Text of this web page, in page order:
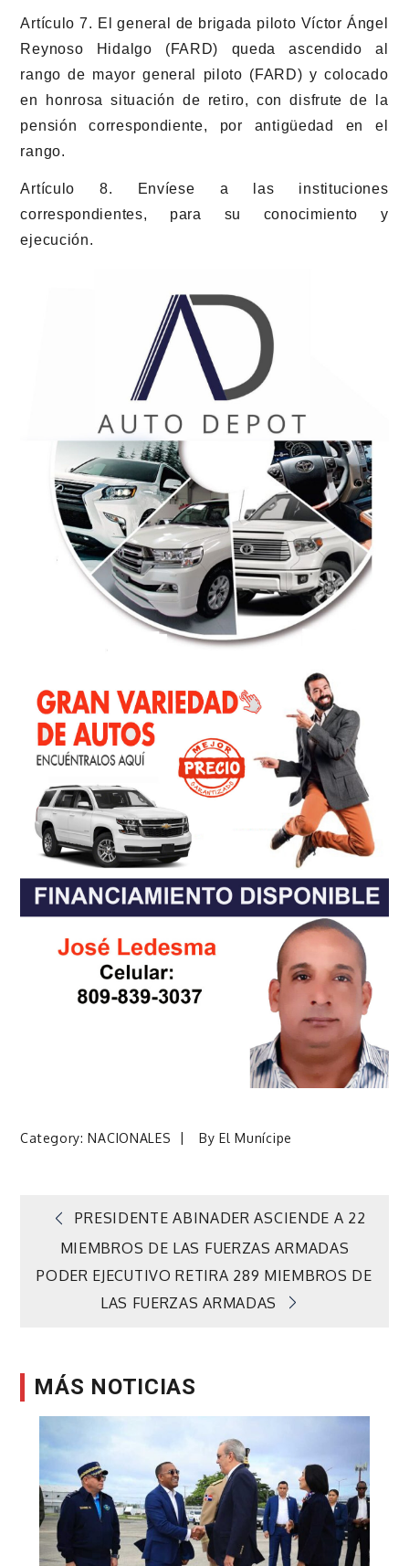
Artículo 7. El general de brigada piloto Víctor Ángel
Reynoso Hidalgo (FARD) queda ascendido al
rango de mayor general piloto (FARD) y colocado
en honrosa situación de retiro, con disfrute de la
pensión correspondiente, por antigüedad en el
rango.
Artículo 8. Envíese a las instituciones
correspondientes, para su conocimiento y
ejecución.
Category:NACIONALES ByEl Munícipe
Navegación
de
PRESIDENTE ABINADER ASCIENDE A 22
MIEMBROS DE LAS FUERZAS ARMADAS
PODER EJECUTIVO RETIRA 289 MIEMBROS DE
LAS FUERZAS ARMADAS
MÁS NOTICIAS